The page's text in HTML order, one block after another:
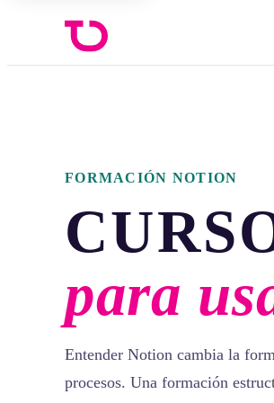
FORMACIÓN NOTION
para
Entender Notion cambia la
procesos. Una formación